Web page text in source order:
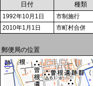
日付
種類
1992年10月1日 市制施行
2010年1月1日
市町村合併
郵便局の位置